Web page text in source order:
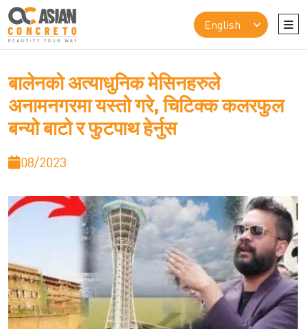
बालेनको अत्याधुनिक मेसिनहरुले
अनामनगरमा यस्तो गरे, चिटिक्क कलरफुल
बन्यो बाटो र फुटपाथ हेर्नुस
08/2023